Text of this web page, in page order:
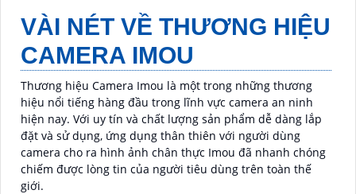
VÀI NÉT VỀ THƯƠNG HIỆU
CAMERA IMOU
Thương hiệu Camera Imou là một trong những thương
hiệu nổi tiếng hàng đầu trong lĩnh vực camera an ninh
hiện nay. Với uy tín và chất lượng sản phẩm dễ dàng lắp
đặt và sử dụng, ứng dụng thân thiên với người dùng
camera cho ra hình ảnh chân thực Imou đã nhanh chóng
chiếm được lòng tin của người tiêu dùng trên toàn thế
giới.